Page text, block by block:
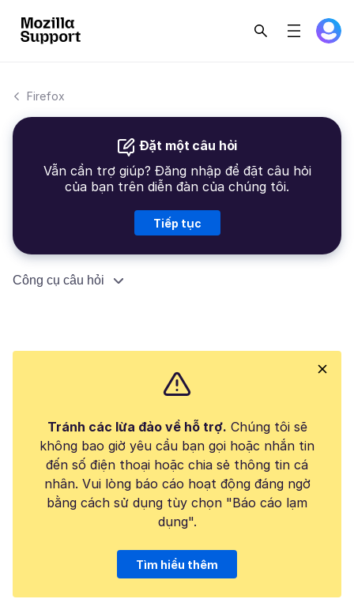
Firefox
Đặt một câu hỏi
Vẫn cần trợ giúp? Đăng nhập để đặt câu hỏi
của bạn trên diễn đàn của chúng tôi.
Tiếp tục
Công cụ câu hỏi
Tránh các lừa đảo về hỗ trợ. Chúng tôi sẽ
không bao giờ yêu cầu bạn gọi hoặc nhắn tin
đến số điện thoại hoặc chia sẻ thông tin cá
nhân. Vui lòng báo cáo hoạt động đáng ngờ
bằng cách sử dụng tùy chọn "Báo cáo lạm
dụng".
Tìm hiểu thêm